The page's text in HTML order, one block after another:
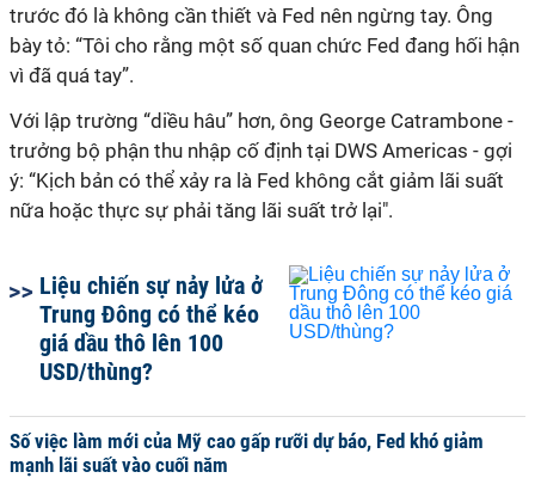
trước đó là không cần thiết và Fed nên ngừng tay. Ông
bày tỏ: “Tôi cho rằng một số quan chức Fed đang hối hận
vì đã quá tay”.
Với lập trường “diều hâu” hơn, ông George Catrambone -
trưởng bộ phận thu nhập cố định tại DWS Americas - gợi
ý: “Kịch bản có thể xảy ra là Fed không cắt giảm lãi suất
nữa hoặc thực sự phải tăng lãi suất trở lại".
Liệu chiến sự nảy lửa ở
Trung Đông có thể kéo
giá dầu thô lên 100
USD/thùng?
Số việc làm mới của Mỹ cao gấp rưỡi dự báo, Fed khó giảm
mạnh lãi suất vào cuối năm